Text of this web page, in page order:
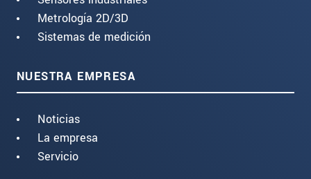
Metrología 2D/3D
Sistemas de medición
NUESTRA EMPRESA
Noticias
La empresa
Servicio